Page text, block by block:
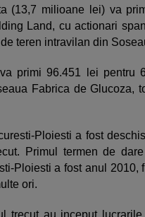
(13,7 milioane lei) va
Land, cu actionari
teren intravilan din
primi 96.451 lei pentru
Fabrica de Glucoza,
Ploiesti a fost
Primul termen de
Ploiesti a fost anul 2010,
ori.